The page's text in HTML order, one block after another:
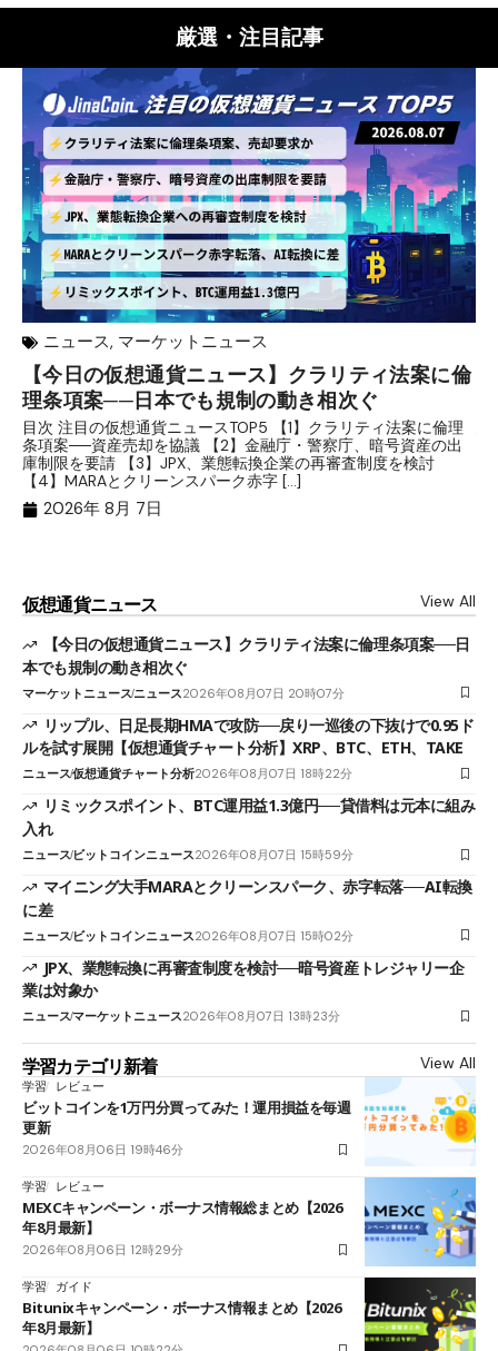
厳選・注目記事
ニュース, マーケットニュース
【今日の仮想通貨ニュース】クラリティ法案に倫
理条項案──日本でも規制の動き相次ぐ
目次 注目の仮想通貨ニュースTOP5 【1】クラリティ法案に倫理
条項案──資産売却を協議 【2】金融庁・警察庁、暗号資産の出
庫制限を要請 【3】JPX、業態転換企業の再審査制度を検討
【4】MARAとクリーンスパーク赤字 […]
2026年 8月 7日
仮想通貨ニュース View All
【今日の仮想通貨ニュース】クラリティ法案に倫理条項案──日
本でも規制の動き相次ぐ
マーケットニュースニュース2026年08月07日 20時07分
リップル、日足長期HMAで攻防──戻り一巡後の下抜けで0.95ド
ルを試す展開【仮想通貨チャート分析】XRP、BTC、ETH、TAKE
ニュース仮想通貨チャート分析2026年08月07日 18時22分
リミックスポイント、BTC運用益1.3億円──貸借料は元本に組み
入れ
ニュースビットコインニュース2026年08月07日 15時59分
マイニング大手MARAとクリーンスパーク、赤字転落──AI転換
に差
ニュースビットコインニュース2026年08月07日 15時02分
JPX、業態転換に再審査制度を検討──暗号資産トレジャリー企
業は対象か
ニュースマーケットニュース2026年08月07日 13時23分
学習カテゴリ新着 View All
学習 レビュー
ビットコインを1万円分買ってみた！運用損益を毎週
更新
2026年08月06日 19時46分
学習 レビュー
MEXCキャンペーン・ボーナス情報総まとめ【2026
年8月最新】
2026年08月06日 12時29分
学習 ガイド
Bitunixキャンペーン・ボーナス情報まとめ【2026
年8月最新】